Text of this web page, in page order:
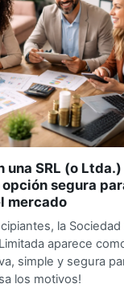
una SRL (o Ltda.)
segura
mercado
la Sociedad
aparece
simple y segura
los motivos!